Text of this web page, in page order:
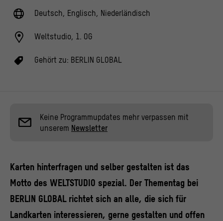
Deutsch, Englisch, Niederländisch
Weltstudio, 1. OG
Gehört zu: BERLIN GLOBAL
Keine Programmupdates mehr verpassen mit
unserem Newsletter
Karten hinterfragen und selber gestalten ist das
Motto des WELTSTUDIO spezial. Der Thementag bei
BERLIN GLOBAL richtet sich an alle, die sich für
Landkarten interessieren, gerne gestalten und offen